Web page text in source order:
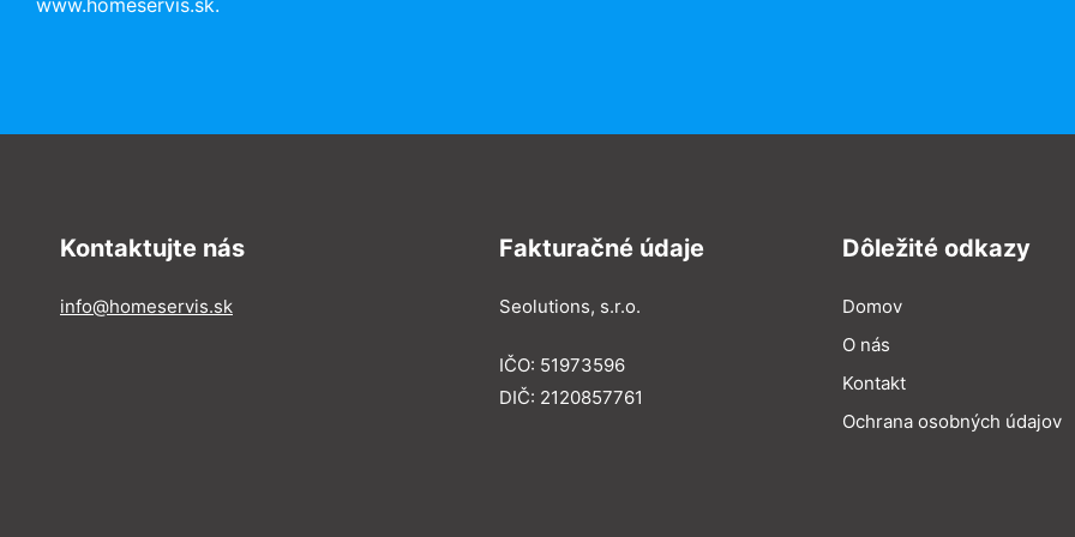
Kontaktujte nás
info@homeservis.sk
Fakturačné údaje
Seolutions, s.r.o.
IČO: 51973596
DIČ: 2120857761
Dôležité odkazy
Domov
O nás
Kontakt
Ochrana osobných údajov